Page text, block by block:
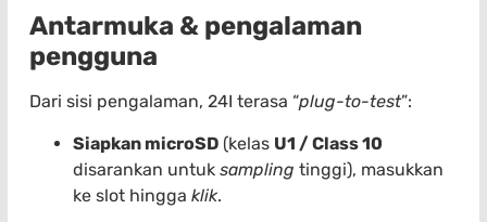
Antarmuka & pengalaman
pengguna
Dari sisi pengalaman, 24I terasa “plug-to-test”:
Siapkan microSD (kelas U1 / Class 10
disarankan untuk sampling tinggi), masukkan
ke slot hingga klik.